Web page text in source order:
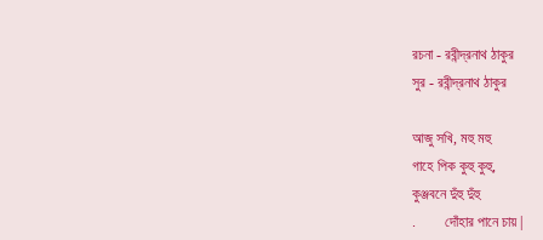
রচনা - রবীন্দ্রনাথ ঠাকুর
সুর - রবীন্দ্রনাথ ঠাকুর
আজু সখি, মহু মহু
গাহে পিক কুহু কুহু,
কুঞ্জবনে দুঁহু দুঁহু
. দোঁহার পানে চায় |